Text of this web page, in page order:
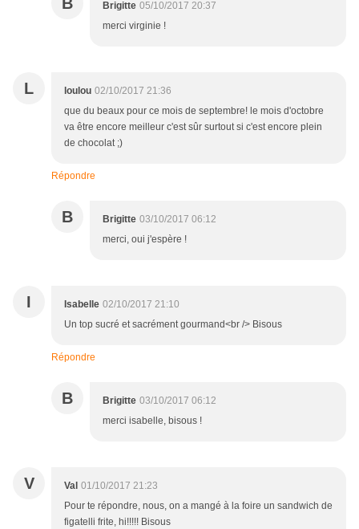
Brigitte 05/10/2017 20:37
merci virginie !
L loulou 02/10/2017 21:36
que du beaux pour ce mois de septembre! le mois d'octobre
va être encore meilleur c'est sûr surtout si c'est encore plein
de chocolat ;)
Répondre
B Brigitte 03/10/2017 06:12
merci, oui j'espère !
I Isabelle 02/10/2017 21:10
Un top sucré et sacrément gourmand<br /> Bisous
Répondre
B Brigitte 03/10/2017 06:12
merci isabelle, bisous !
V Val 01/10/2017 21:23
Pour te répondre, nous, on a mangé à la foire un sandwich de
figatelli frite, hi!!!!! Bisous